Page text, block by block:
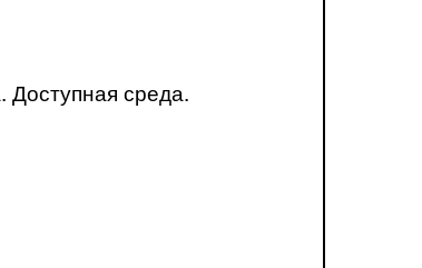
Доступная среда.